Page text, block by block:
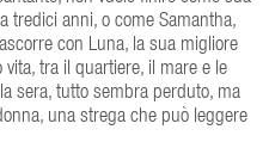
tredici anni, o come Samantha,
con Luna, la sua migliore
tra il quartiere, il mare e le
sera, tutto sembra perduto, ma
una strega che può leggere